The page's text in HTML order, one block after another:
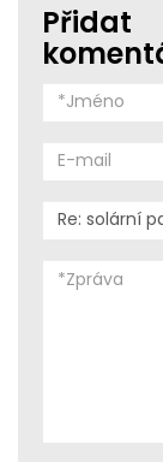
Přidat